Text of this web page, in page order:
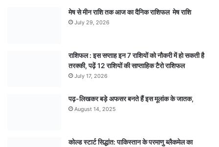
मेष से मीन राशि तक आज का दैनिक राशिफल मेष राशि
July 29, 2026
राशिफल : इस सप्ताह इन 7 राशियों को नौकरी में हो सकती है
तरक्की, पढ़ें 12 राशियों की साप्ताहिक टैरो राशिफल
July 17, 2026
पढ़-लिखकर बड़े अफसर बनते हैं इस मूलांक के जातक,
August 14, 2025
कोल्ड स्टार्ट सिद्धांत: पाकिस्तान के परमाणु ब्लैकमेल का